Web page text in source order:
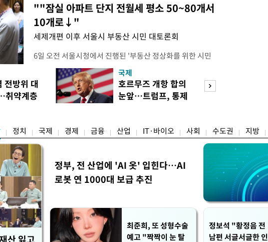
""잠실 아파트 단지 전월세 평소 50~80개서
10개로↓"
세제개편 이후 서울시 부동산 시민 대토론회
6일 오전 서울시청에서 진행된 '부동산 정상화를 위한 시민
대토론회'에서는 정부의 세제개편안에 대한 불만과 지적이
이어졌다. 이날 토론회에는 보유 주택에 거주하지 않는 1주
택자와 무주택 청년, 민간임대사업자 등 시민과 전문가, 크
리에이터 등 50여 명이 참석했다. 잠실에서 21년째 공인중
택
전방위 대
취약계층
국제
호르무즈 개항 합의
눈앞…트럼프, 통제
정치 국제 경제 금융 산업 IT·바이오 사회 수도권 지방
산 잃고
정부, 전 산업에 'AI 옷' 입힌다…AI
로봇 연 1000대 보급 추진
최준희, 또 성형수술
예고 "짝짝이 눈 탈
정보석 "황정음 전
남편 서글서글한 인